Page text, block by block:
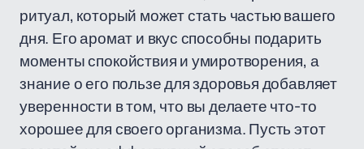
ритуал, который может стать частью вашего
дня. Его аромат и вкус способны подарить
моменты спокойствия и умиротворения, а
знание о его пользе для здоровья добавляет
уверенности в том, что вы делаете что-то
хорошее для своего организма. Пусть этот